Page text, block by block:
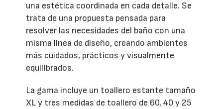
una estética coordinada en cada detalle. Se
trata de una propuesta pensada para
resolver las necesidades del baño con una
misma línea de diseño, creando ambientes
más cuidados, prácticos y visualmente
equilibrados.
La gama incluye un toallero estante tamaño
XL y tres medidas de toallero de 60, 40 y 25